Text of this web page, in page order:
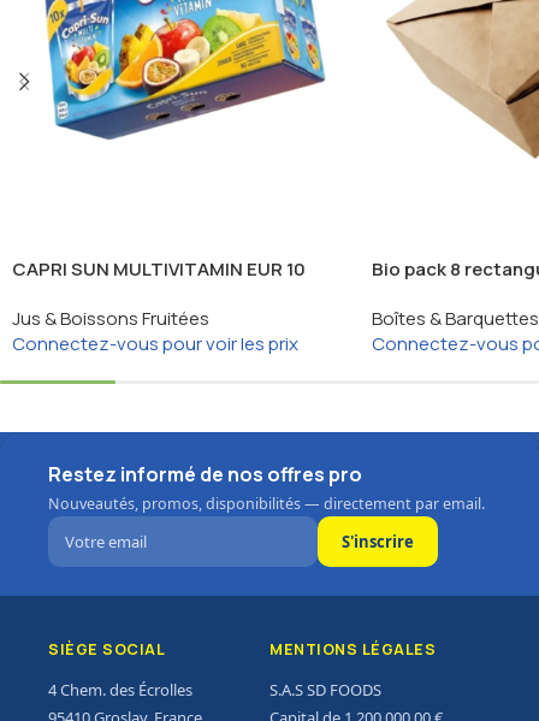
CAPRI SUN MULTIVITAMIN EUR 10
Jus & Boissons Fruitées
Connectez-vous pour voir les prix
Bio pack 8
Boîtes & Barquettes
Connectez-vous
Restez informé de nos offres pro
Nouveautés, promos, disponibilités — directement par email.
S'inscrire
SIÈGE SOCIAL
4 Chem. des Écrolles
MENTIONS LÉGALES
S.A.S SD FOODS